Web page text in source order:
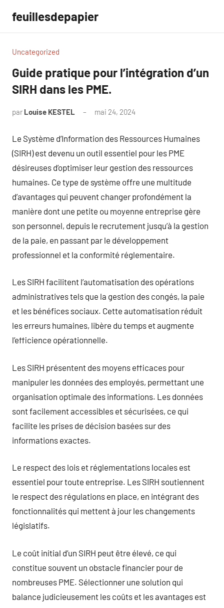
contenu
feuillesdepapier
Uncategorized
Guide pratique pour l’intégration d’un
SIRH dans les PME.
par Louise KESTEL mai 24, 2024
Le Système d’Information des Ressources Humaines
(SIRH) est devenu un outil essentiel pour les PME
désireuses d’optimiser leur gestion des ressources
humaines. Ce type de système offre une multitude
d’avantages qui peuvent changer profondément la
manière dont une petite ou moyenne entreprise gère
son personnel, depuis le recrutement jusqu’à la gestion
de la paie, en passant par le développement
professionnel et la conformité réglementaire.
Les SIRH facilitent l’automatisation des opérations
administratives tels que la gestion des congés, la paie
et les bénéfices sociaux. Cette automatisation réduit
les erreurs humaines, libère du temps et augmente
l’efficience opérationnelle.
Les SIRH présentent des moyens efficaces pour
manipuler les données des employés, permettant une
organisation optimale des informations. Les données
sont facilement accessibles et sécurisées, ce qui
facilite les prises de décision basées sur des
informations exactes.
Le respect des lois et réglementations locales est
essentiel pour toute entreprise. Les SIRH soutiennent
le respect des régulations en place, en intégrant des
fonctionnalités qui mettent à jour les changements
législatifs.
Le coût initial d’un SIRH peut être élevé, ce qui
constitue souvent un obstacle financier pour de
nombreuses PME. Sélectionner une solution qui
balance judicieusement les coûts et les avantages est